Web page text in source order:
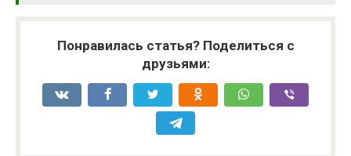
Понравилась статья? Поделиться с
друзьями: